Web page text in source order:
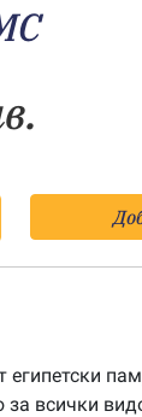
египетски
за всички